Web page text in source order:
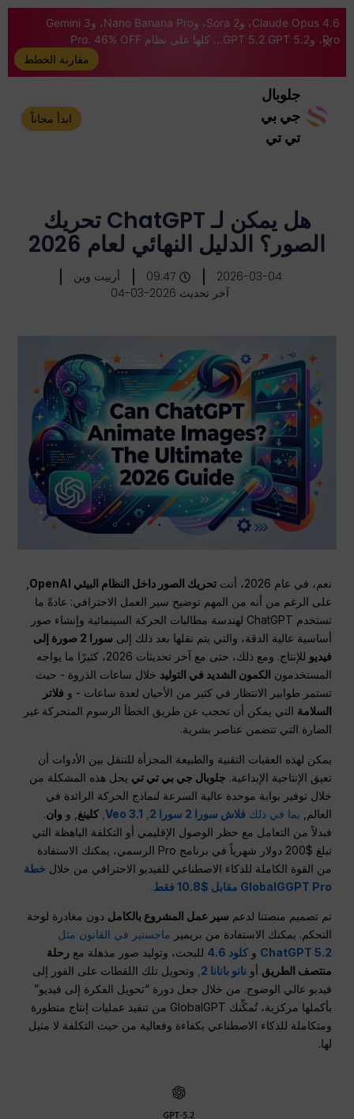
Claude Opus 4.6، وSora 2، وNano Banana Pro، وGemini 3
Pro، وGPT 5.2 GPT 5.2... كلها على نظام Pro. 46% OFF
مقارنة الخطط
جلوبال
جي بي
تي تي
ابدأ مجاناً
هل يمكن لـ ChatGPT تحريك
الصور؟ الدليل النهائي لعام 2026
2026-03-04
09:47
أرييت وين
آخر تحديث 2026-03-04
نعم، في عام 2026، أنت تحريك الصور داخل النظام البيئي OpenAI
على الرغم من أنه من المهم توضيح سير العمل الاحترافي: عادةً ما
تستخدم ChatGPT لهندسة مطالبات الحركة السينمائية وإنشاء صور
أساسية عالية الدقة، والتي يتم نقلها بعد ذلك إلى
سورا 2 صورة إلى
فيديو
للإنتاج. ومع ذلك، حتى مع آخر تحديثات 2026، كثيرًا ما يواجه
المستخدمون الكمون الشديد في التوليد خلال ساعات الذروة - حيث
تستمر طوابير الانتظار في كثير من الأحيان لعدة ساعات - و فلاتر
السلامة التي يمكن أن تحجب عن طريق الخطأ الرسوم المتحركة غير
الضارة التي تتضمن عناصر بشرية.
يمكن لهذه العقبات التقنية والطبيعة المجزأة للتنقل بين الأدوات أن
تعيق الإنتاجية الإبداعية. جلوبال جي بي تي تي يحل هذه المشكلة من
خلال توفير بوابة موحدة عالية السرعة لنماذج الحركة الرائدة في
العالم, بما في ذلك فلاش سورا 2 سورا 2 Veo 3.1
,كلينغ , و وان.
فبدلاً من التعامل مع حظر الوصول الإقليمي أو التكلفة الباهظة التي
تبلغ $200 دولار شهرياً في برنامج Pro الرسمي، يمكنك الاستفادة
من القوة الكاملة للذكاء الاصطناعي للفيديو الاحترافي من خلال خطة
GlobalGGPT Pro مقابل $10.8 فقط
.
تم تصميم منصتنا لدعم سير عمل المشروع بالكامل دون مغادرة لوحة
التحكم. يمكنك الاستفادة من بريمير ماجستير في القانون مثل
ChatGPT 5.2 وكلود 4.6 للبحث، وتوليد صور مذهلة معرحلة
منتصف الطريق أو نانو بانانا 2
وتحويل تلك اللقطات على الفور إلى
فيديو عالي الوضوح. من خلال جعل دورة “تحويل الفكرة إلى فيديو”
بأكملها مركزية، تُمكِّنك GlobalGPT من تنفيذ عمليات إنتاج متطورة
ومتكاملة للذكاء الاصطناعي بكفاءة وفعالية من حيث التكلفة لا مثيل
لها.